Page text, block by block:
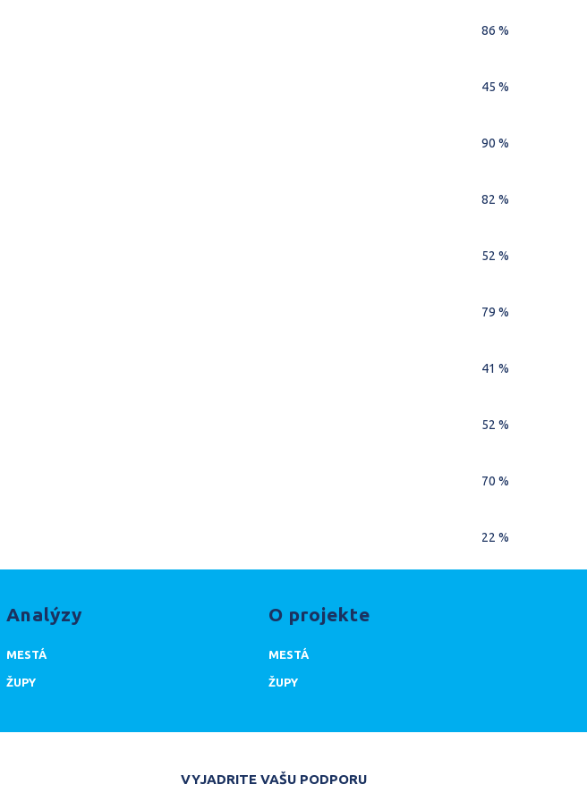
86 %
45 %
90 %
82 %
52 %
79 %
41 %
52 %
70 %
22 %
Analýzy
MESTÁ
ŽUPY
O projekte
MESTÁ
ŽUPY
VYJADRITE VAŠU PODPORU